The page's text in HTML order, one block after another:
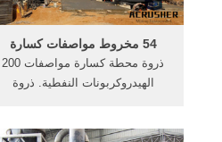
54 مخروط مواصفات كسارة
ذروة محطة كسارة مواصفات 200
الهيدروكربونات النفطية. ذروة